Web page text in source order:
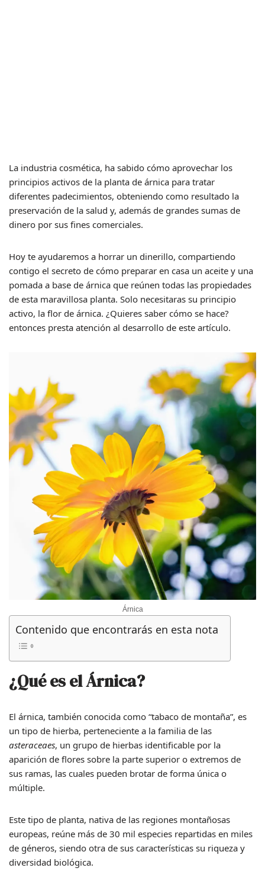
La industria cosmética, ha sabido cómo aprovechar los
principios activos de la planta de árnica para tratar
diferentes padecimientos, obteniendo como resultado la
preservación de la salud y, además de grandes sumas de
dinero por sus fines comerciales.
Hoy te ayudaremos a horrar un dinerillo, compartiendo
contigo el secreto de cómo preparar en casa un aceite y una
pomada a base de árnica que reúnen todas las propiedades
de esta maravillosa planta. Solo necesitaras su principio
activo, la flor de árnica. ¿Quieres saber cómo se hace?
entonces presta atención al desarrollo de este artículo.
Árnica
Contenido que encontrarás en esta nota
¿Qué es el Árnica?
El árnica, también conocida como “tabaco de montaña”, es
un tipo de hierba, perteneciente a la familia de las
asteraceaes, un grupo de hierbas identificable por la
aparición de flores sobre la parte superior o extremos de
sus ramas, las cuales pueden brotar de forma única o
múltiple.
Este tipo de planta, nativa de las regiones montañosas
europeas, reúne más de 30 mil especies repartidas en miles
de géneros, siendo otra de sus características su riqueza y
diversidad biológica.